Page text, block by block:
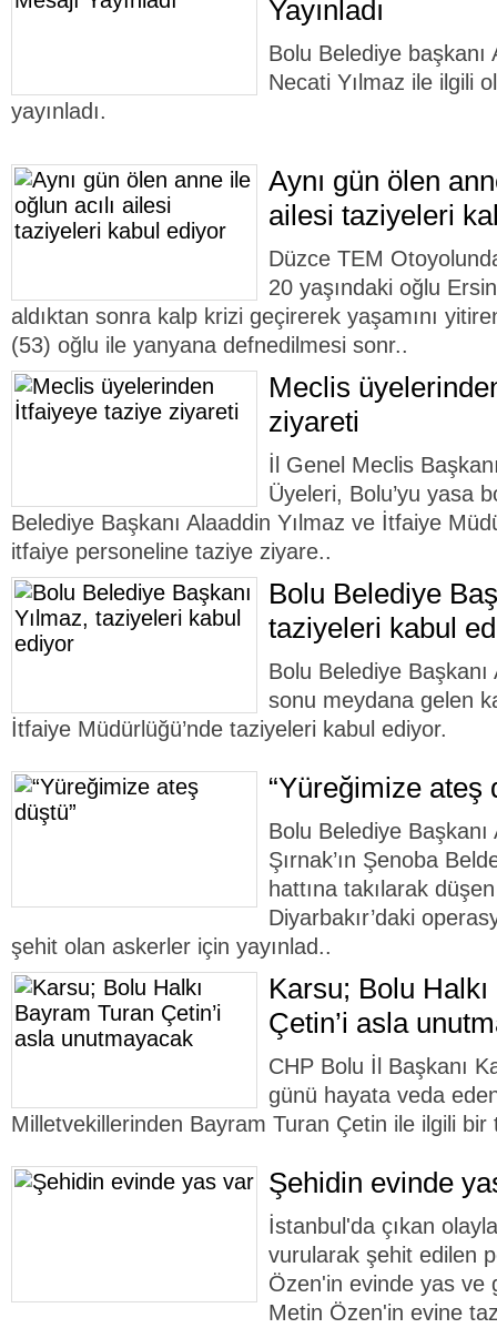
Yayınladı
Bolu Belediye başkanı
Necati Yılmaz ile ilgili
yayınladı.
Aynı gün ölen
ailesi taziyeleri
Düzce TEM
20 yaşındaki oğlu Ersin
aldıktan sonra kalp krizi geçirerek yaşamını
(53) oğlu ile yanyana defnedilmesi sonr..
Meclis
ziyareti
İl Genel Meclis
Üyeleri, Bolu’yu yasa
Belediye Başkanı Alaaddin Yılmaz ve İtfaiye
itfaiye personeline taziye ziyare..
Bolu Belediye
taziyeleri kabul
Bolu Belediye
sonu meydana gelen
İtfaiye Müdürlüğü’nde taziyeleri kabul ediyor.
“Yüreğimize ateş
Bolu Belediye Başkanı
Şırnak’ın Şenoba
hattına takılarak
Diyarbakır’daki
şehit olan askerler için yayınlad..
Karsu; Bolu
Çetin’i asla
CHP Bolu İl Başkanı
günü hayata veda
Milletvekillerinden Bayram Turan Çetin ile ilgili bir
Şehidin evinde
İstanbul'da çıkan
vurularak şehit edilen
Özen'in evinde yas ve
Metin Özen'in evine